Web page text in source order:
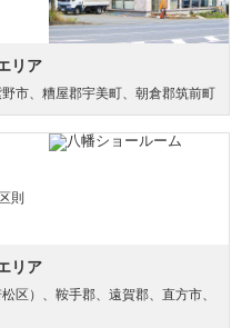
リア
市、糟屋郡宇美町、朝倉郡筑前町
則
リア
区）、鞍手郡、遠賀郡、直方市、